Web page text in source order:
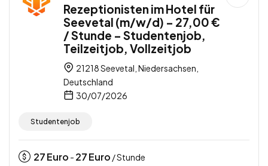
Rezeptionisten im Hotel für
Seevetal (m/w/d) – 27,00 €
/ Stunde – Studentenjob,
Teilzeitjob, Vollzeitjob
21218 Seevetal, Niedersachsen,
Deutschland
30/07/2026
Studentenjob
27Euro - 27Euro / Stunde